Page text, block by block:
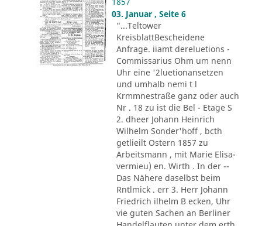
03. Januar , Seite 6
"...Teltower
KreisblattBescheidene
Anfrage. iiamt dereluetions -
Commissarius Ohm um nenn
Uhr eine '2luetionansetzen
und umhalb nemi t l
Krmmnestraße ganz oder auch
Nr . 18 zu ist die Bel - Etage S
2. dheer Johann Heinrich
Wilhelm Sonder'hoff , bcth
getlieilt Ostern 1857 zu
Arbeitsmann , mit Marie Elisa-
vermieu) en. Wirth . In der --
Das Nähere daselbst beim
Rntlmick . err 3. Herr Johann
Friedrich ilhelm B ecken, Uhr
vie guten Sachen an Berliner